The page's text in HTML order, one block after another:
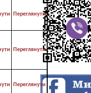
Переглянути
Переглянути
Переглянути